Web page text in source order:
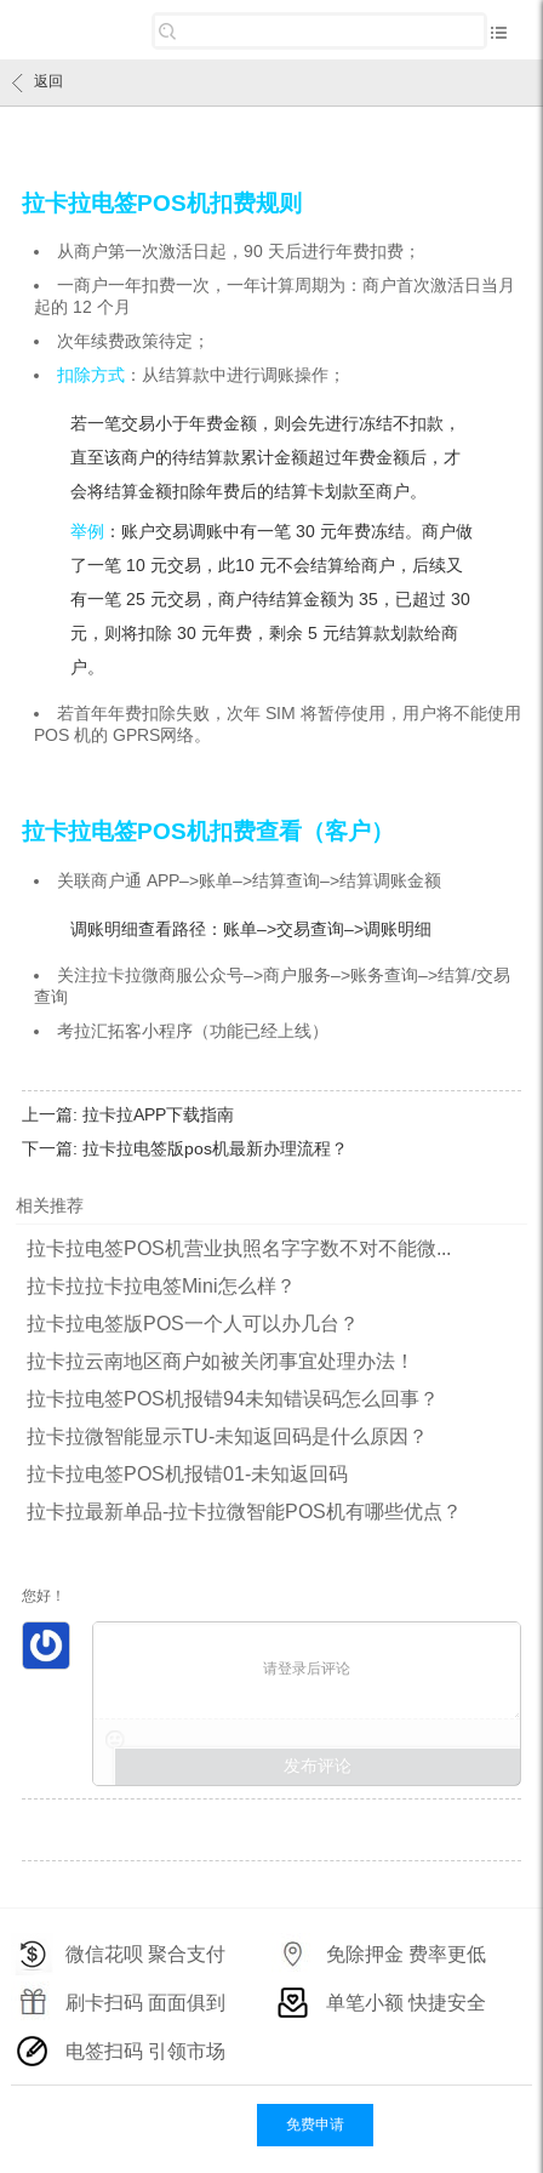
返回
拉卡拉电签POS机扣费规则
从商户第一次激活日起，90 天后进行年费扣费；
一商户一年扣费一次，一年计算周期为：商户首次激活日当月
起的 12 个月
次年续费政策待定；
扣除方式：从结算款中进行调账操作；
若一笔交易小于年费金额，则会先进行冻结不扣款，
直至该商户的待结算款累计金额超过年费金额后，才
会将结算金额扣除年费后的结算卡划款至商户。
举例 ：账户交易调账中有一笔 30 元年费冻结。商户做
了一笔 10 元交易，此10 元不会结算给商户，后续又
有一笔 25 元交易，商户待结算金额为 35，已超过 30
元，则将扣除 30 元年费，剩余 5 元结算款划款给商
户。
若首年年费扣除失败，次年 SIM 将暂停使用，用户将不能使用
POS 机的 GPRS网络。
拉卡拉电签POS机扣费查看（客户）
关联商户通 APP–>账单–>结算查询–>结算调账金额
调账明细查看路径：账单–>交易查询–>调账明细
关注拉卡拉微商服公众号–>商户服务–>账务查询–>结算/交易
查询
考拉汇拓客小程序（功能已经上线）
上一篇: 拉卡拉APP下载指南
下一篇: 拉卡拉电签版pos机最新办理流程？
相关推荐
拉卡拉电签POS机营业执照名字字数不对不能微...
拉卡拉拉卡拉电签Mini怎么样？
拉卡拉电签版POS一个人可以办几台？
拉卡拉云南地区商户如被关闭事宜处理办法！
拉卡拉电签POS机报错94未知错误码怎么回事？
拉卡拉微智能显示TU-未知返回码是什么原因？
拉卡拉电签POS机报错01-未知返回码
拉卡拉最新单品-拉卡拉微智能POS机有哪些优点？
您好！
请登录后评论
微信花呗 聚合支付 免除押金 费率更低
刷卡扫码 面面俱到 单笔小额 快捷安全
电签扫码 引领市场
免费申请